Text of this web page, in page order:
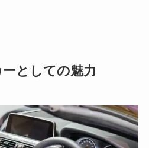
としての魅力